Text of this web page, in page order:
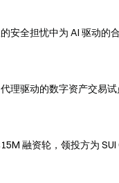
安全担忧中为 AI 驱动的
理驱动的数字资产交易
Group 和